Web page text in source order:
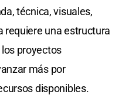
técnica, visuales,
requiere una estructura
proyectos
más por
disponibles.